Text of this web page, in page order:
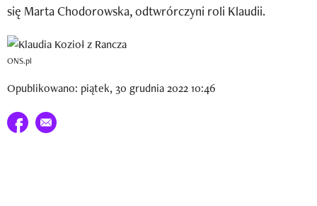
się Marta Chodorowska, odtwrórczyni roli Klaudii.
ONS.pl
Opublikowano: piątek, 30 grudnia 2022 10:46
Udostępnij na facebook
E-mail do przyjaciela